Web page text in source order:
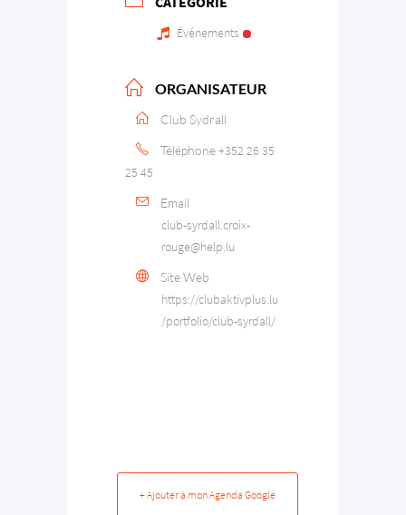
Événements
ORGANISATEUR
Club Sydrall
Téléphone+352 26 35
25 45
Email
club-syrdall.croix-
rouge@help.lu
Site Web
https://clubaktivplus.lu
/portfolio/club-syrdall/
+ Ajouter à mon Agenda Google